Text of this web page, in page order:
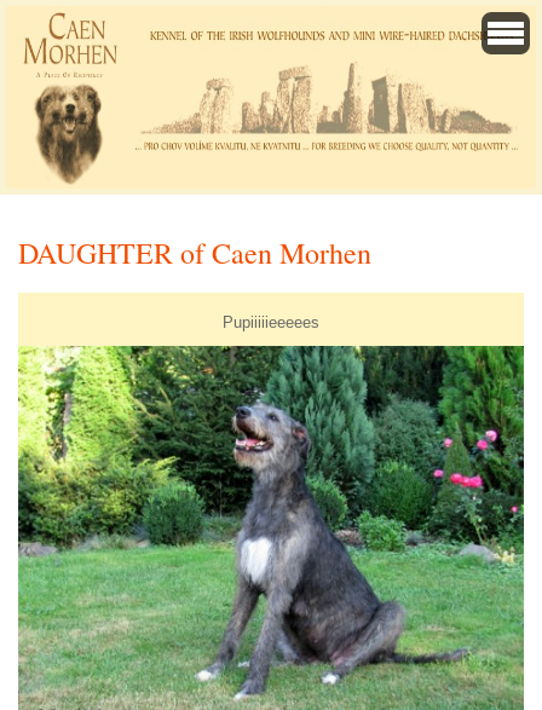
DAUGHTER of Caen Morhen
Pupiiiiieeeees